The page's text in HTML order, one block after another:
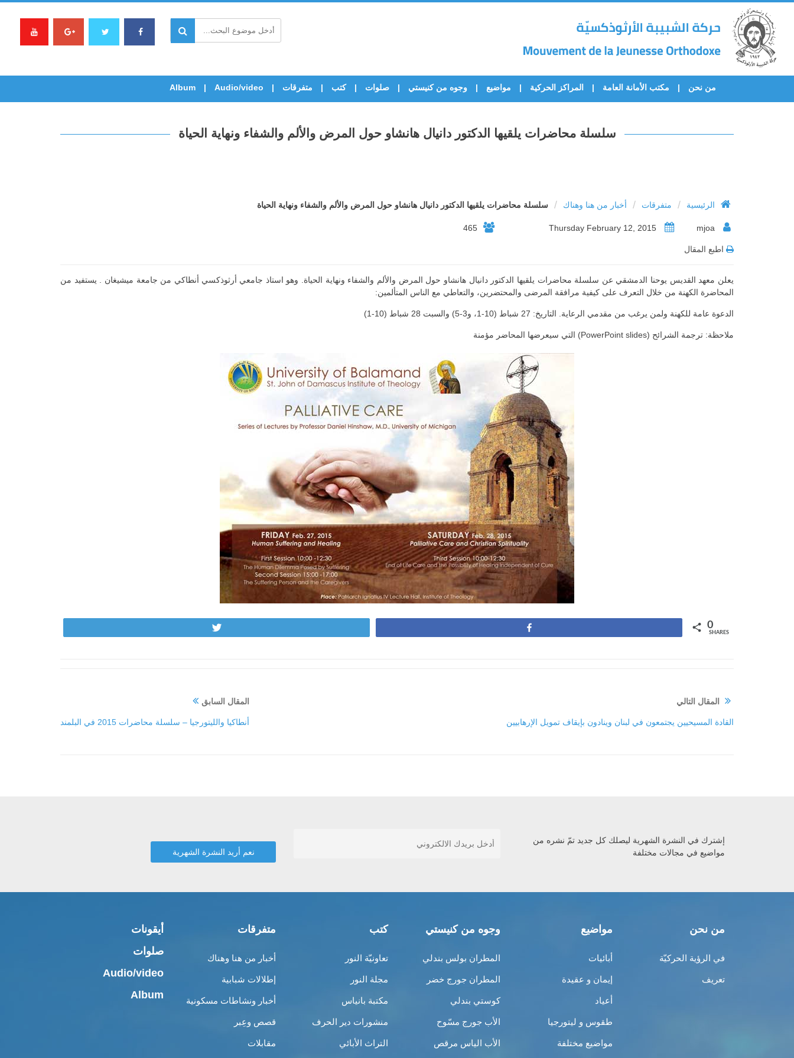
من نحن مكتب الأمانة العامة المراكز الحركية مواضيع وجوه من كنيستي صلوات كتب متفرقات Audio/video
Album
سلسلة محاضرات يلقيها الدكتور دانيال هانشاو حول المرض والألم والشفاء ونهاية الحياة
الرئيسية / متفرقات / أخبار من هنا وهناك / سلسلة محاضرات يلقيها الدكتور دانيال هانشاو حول المرض والألم والشفاء ونهاية الحياة
465
اطبع المقال
يعلن معهد القديس يوحنا الدمشقي عن سلسلة محاضرات يلقيها الدكتور دانيال هانشاو حول المرض والألم والشفاء ونهاية الحياة. وهو استاذ جامعي أرثوذكسي أنطاكي من جامعة ميشيغان . يستفيد من
المحاضرة الكهنة من خلال التعرف على كيفية مرافقة المرضى والمحتضرين، والتعاطي مع الناس المتألمين:
الدعوة عامة للكهنة ولمن يرغب من مقدمي الرعاية. التاريخ: 27 شباط (10-1، و3-5) والسبت 28 شباط (10-1)
ملاحظة: ترجمة الشرائح (PowerPoint slides) التي سيعرضها المحاضر مؤمنة
0
SHARES
المقال السابق
أنطاكيا والليتورجيا – سلسلة محاضرات 2015 في البلمند
المقال التالي
القادة المسيحيين يجتمعون في لبنان وينادون بإيقاف تمويل الإرهابيين
إشترك في النشرة الشهرية ليصلك كل جديد تمّ نشره من
مواضيع في مجالات مختلفة
من نحن
في الرؤية الحركيّة
تعريف
مواضيع
أبائيات
إيمان و عقيدة
أعياد
طقوس و ليتورجيا
مواضيع مختلفة
وجوه من كنيستي
المطران بولس بندلي
المطران جورج خضر
كوستي بندلي
الأب جورج مسّوح
الأب الياس مرقص
كتب
تعاونيّة النور
مجلة النور
مكتبة بانياس
منشورات دير الحرف
التراث الأبائي
متفرقات
أخبار من هنا وهناك
إطلالات شبابية
أخبار ونشاطات مسكونية
قصص وعِبر
مقابلات
أيقونات
صلوات
Audio/video
Album